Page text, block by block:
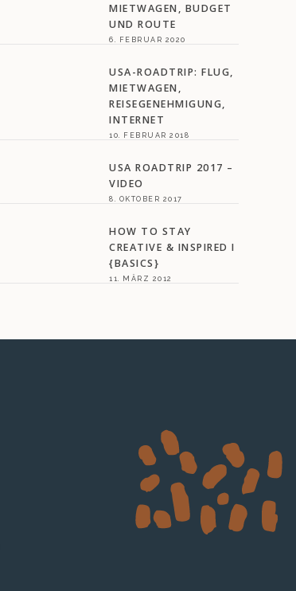
MIETWAGEN, BUDGET
UND ROUTE
6. FEBRUAR 2020
USA-ROADTRIP: FLUG,
MIETWAGEN,
REISEGENEHMIGUNG,
INTERNET
10. FEBRUAR 2018
USA ROADTRIP 2017 –
VIDEO
8. OKTOBER 2017
HOW TO STAY
CREATIVE & INSPIRED I
{BASICS}
11. MÄRZ 2012